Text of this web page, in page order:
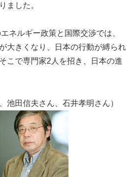
ました。
ネルギー政策と国際交渉では、
大きくなり、日本の行動が縛られ
こで専門家2人を招き、日本の進
池田信夫さん、石井孝明さん）